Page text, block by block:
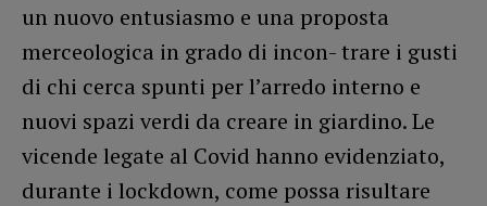
un nuovo entusiasmo e una proposta
merceologica in grado di incon- trare i gusti
di chi cerca spunti per l’arredo interno e
nuovi spazi verdi da creare in giardino. Le
vicende legate al Covid hanno evidenziato,
durante i lockdown, come possa risultare